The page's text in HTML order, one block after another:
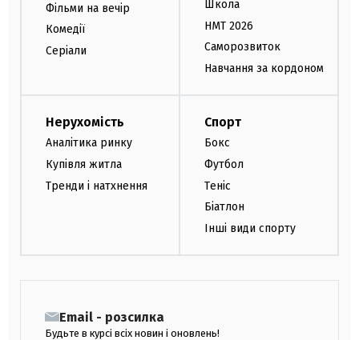
Фільми на вечір
Комедії
Серіали
Школа
НМТ 2026
Саморозвиток
Навчання за кордоном
Нерухомість
Аналітика ринку
Купівля житла
Тренди і натхнення
Спорт
Бокс
Футбол
Теніс
Біатлон
Інші види спорту
Email - розсилка
Будьте в курсі всіх новин і оновлень!